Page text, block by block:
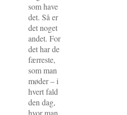
som have
det. Så er
det noget
andet. For
det har de
færreste,
som man
møder – i
hvert fald
den dag,
hvor man